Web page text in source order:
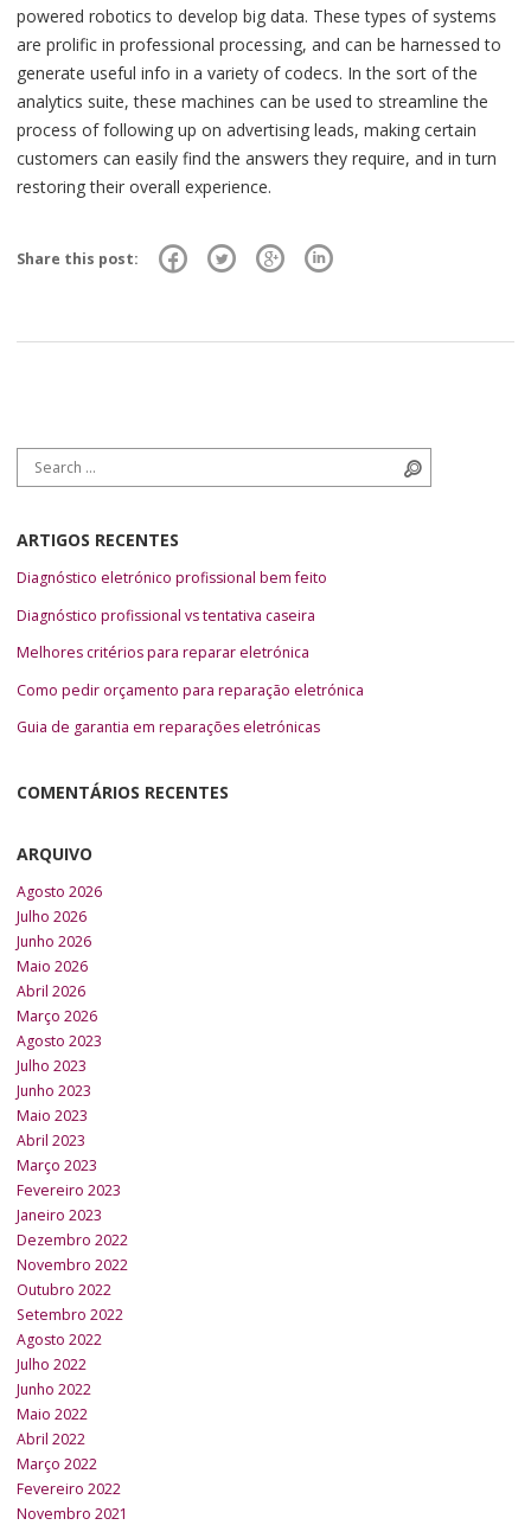
powered robotics to develop big data. These types of systems
are prolific in professional processing, and can be harnessed to
generate useful info in a variety of codecs. In the sort of the
analytics suite, these machines can be used to streamline the
process of following up on advertising leads, making certain
customers can easily find the answers they require, and in turn
restoring their overall experience.
Share this post:
Search for:
ARTIGOS RECENTES
Diagnóstico eletrónico profissional bem feito
Diagnóstico profissional vs tentativa caseira
Melhores critérios para reparar eletrónica
Como pedir orçamento para reparação eletrónica
Guia de garantia em reparações eletrónicas
COMENTÁRIOS RECENTES
ARQUIVO
Agosto 2026
Julho 2026
Junho 2026
Maio 2026
Abril 2026
Março 2026
Agosto 2023
Julho 2023
Junho 2023
Maio 2023
Abril 2023
Março 2023
Fevereiro 2023
Janeiro 2023
Dezembro 2022
Novembro 2022
Outubro 2022
Setembro 2022
Agosto 2022
Julho 2022
Junho 2022
Maio 2022
Abril 2022
Março 2022
Fevereiro 2022
Novembro 2021